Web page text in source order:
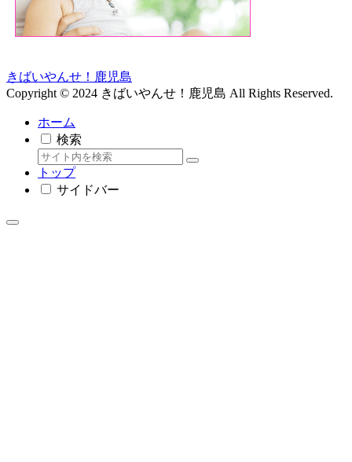
きばいやんせ！鹿児島
Copyright © 2024 きばいやんせ！鹿児島 All Rights Reserved.
ホーム
検索
トップ
サイドバー